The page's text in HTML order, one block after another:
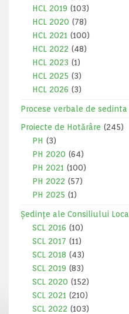
HCL 2019 (103)
HCL 2020 (78)
HCL 2021 (100)
HCL 2022 (48)
HCL 2023 (1)
HCL 2025 (3)
HCL 2026 (3)
Procese verbale de sedinta
Proiecte de Hotărâre (245)
PH (3)
PH 2020 (64)
PH 2021 (100)
PH 2022 (57)
PH 2025 (1)
Ședințe ale Consiliului Local
SCL 2016 (10)
SCL 2017 (11)
SCL 2018 (43)
SCL 2019 (83)
SCL 2020 (152)
SCL 2021 (210)
SCL 2022 (103)